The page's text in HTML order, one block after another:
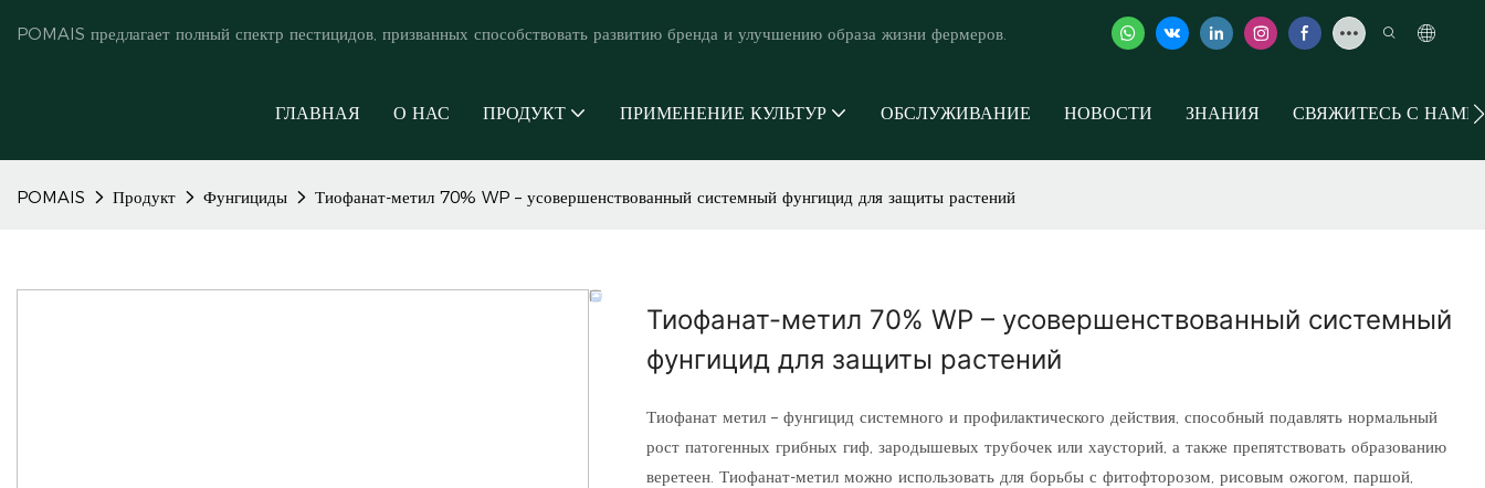
POMAIS предлагает полный спектр пестицидов, призванных способствовать развитию бренда и улучшению образа жизни фермеров.
ГЛАВНАЯ О НАС ПРОДУКТ ПРИМЕНЕНИЕ КУЛЬТУР ОБСЛУЖИВАНИЕ НОВОСТИ ЗНАНИЯ СВЯЖИТЕСЬ С НАМИ
POMAIS Продукт Фунгициды Тиофанат-метил 70% WP – усовершенствованный системный фунгицид для защиты растений
Тиофанат-метил 70% WP – усовершенствованный системный
фунгицид для защиты растений
Тиофанат метил – фунгицид системного и профилактического действия, способный подавлять нормальный
рост патогенных грибных гиф, зародышевых трубочек или хаусторий, а также препятствовать образованию
веретеен. Тиофанат-метил можно использовать для борьбы с фитофторозом, рисовым ожогом, паршой,